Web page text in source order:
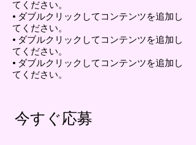
てください。
• ダブルクリックしてコンテンツを追加し
てください。
• ダブルクリックしてコンテンツを追加し
てください。
• ダブルクリックしてコンテンツを追加し
てください。
今すぐ応募